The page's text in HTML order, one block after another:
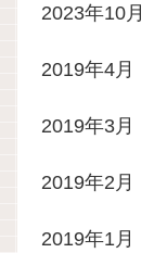
2023年10月
2019年4月
2019年3月
2019年2月
2019年1月